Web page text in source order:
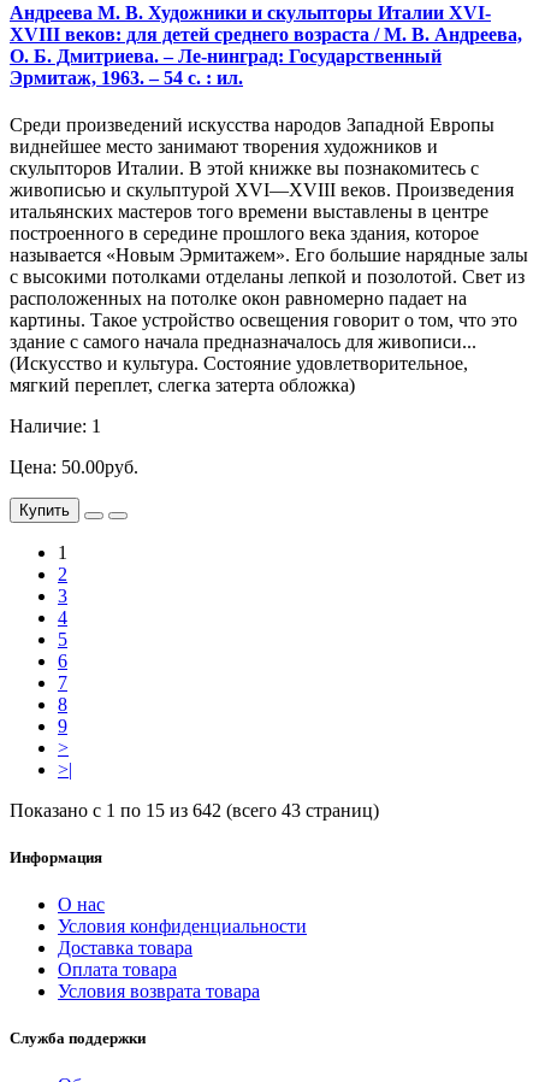
Андреева М. В. Художники и скульпторы Италии XVI-
XVIII веков: для детей среднего возраста / М. В. Андреева,
О. Б. Дмитриева. – Ле-нинград: Государственный
Эрмитаж, 1963. – 54 с. : ил.
Среди произведений искусства народов Западной Европы
виднейшее место занимают творения художников и
скульпторов Италии. В этой книжке вы познакомитесь с
живописью и скульптурой XVI—XVIII веков. Произведения
итальянских мастеров того времени выставлены в центре
построенного в середине прошлого века здания, которое
называется «Новым Эрмитажем». Его большие нарядные залы
с высокими потолками отделаны лепкой и позолотой. Свет из
расположенных на потолке окон равномерно падает на
картины. Такое устройство освещения говорит о том, что это
здание с самого начала предназначалось для живописи...
(Искусство и культура. Состояние удовлетворительное,
мягкий переплет, слегка затерта обложка)
Наличие: 1
Цена: 50.00руб.
Купить
1
2
3
4
5
6
7
8
9
>
>|
Показано с 1 по 15 из 642 (всего 43 страниц)
Информация
О нас
Условия конфиденциальности
Доставка товара
Оплата товара
Условия возврата товара
Служба поддержки